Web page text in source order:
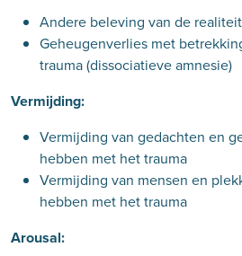
Andere beleving van de
Geheugenverlies met
trauma (dissociatieve amnesie)
Vermijding:
Vermijding van gedachten en
hebben met het trauma
Vermijding van mensen en
hebben met het trauma
Arousal: